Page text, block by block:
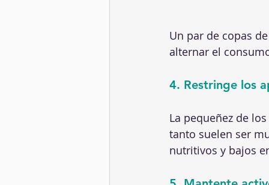
Un par de copas
alternar el
4. Restringe los
La pequeñez de
tanto suelen ser
nutritivos y bajos